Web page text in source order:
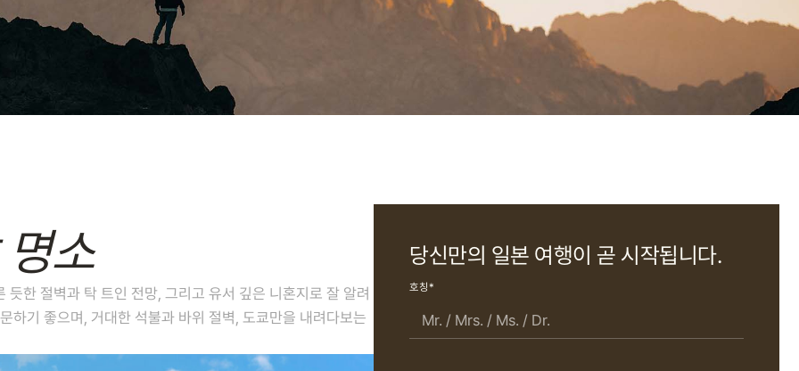
소
한 절벽과 탁 트인 전망, 그리고 유서 깊은 니혼지로 잘 알려
하기 좋으며, 거대한 석불과 바위 절벽, 도쿄만을 내려다보는
당신만의 일본 여행이 곧 시작됩니다.
호칭*